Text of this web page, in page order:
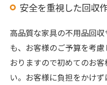
安全を重視した回収
高品質な家具の不用品回
も、お客様のご予算を考
おりますので初めてのお
い。お客様に負担をかけ